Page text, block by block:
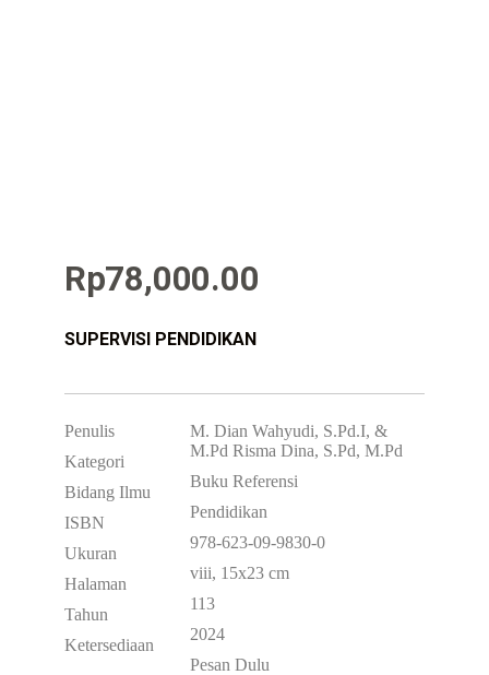
Rp78,000.00
SUPERVISI PENDIDIKAN
Penulis
Kategori
Bidang Ilmu
ISBN
Ukuran
Halaman
Tahun
Ketersediaan
M. Dian Wahyudi, S.Pd.I, &
M.Pd Risma Dina, S.Pd, M.Pd
Buku Referensi
Pendidikan
978-623-09-9830-0
viii, 15x23 cm
113
2024
Pesan Dulu